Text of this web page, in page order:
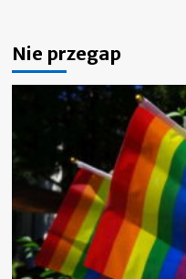
Nie przegap